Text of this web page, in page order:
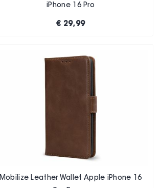
iPhone 16 Pro
€ 29,99
Mobilize Leather Wallet Apple iPhone 16